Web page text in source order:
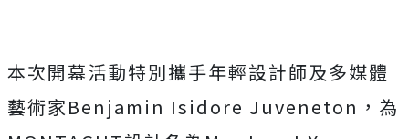
本次開幕活動特別攜手年輕設計師及多媒體
藝術家Benjamin Isidore Juveneton，為